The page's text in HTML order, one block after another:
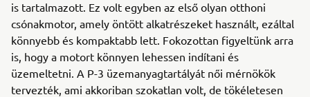
is tartalmazott. Ez volt egyben az első olyan otthoni
csónakmotor, amely öntött alkatrészeket használt, ezáltal
könnyebb és kompaktabb lett. Fokozottan figyeltünk arra
is, hogy a motort könnyen lehessen indítani és
üzemeltetni. A P-3 üzemanyagtartályát női mérnökök
tervezték, ami akkoriban szokatlan volt, de tökéletesen